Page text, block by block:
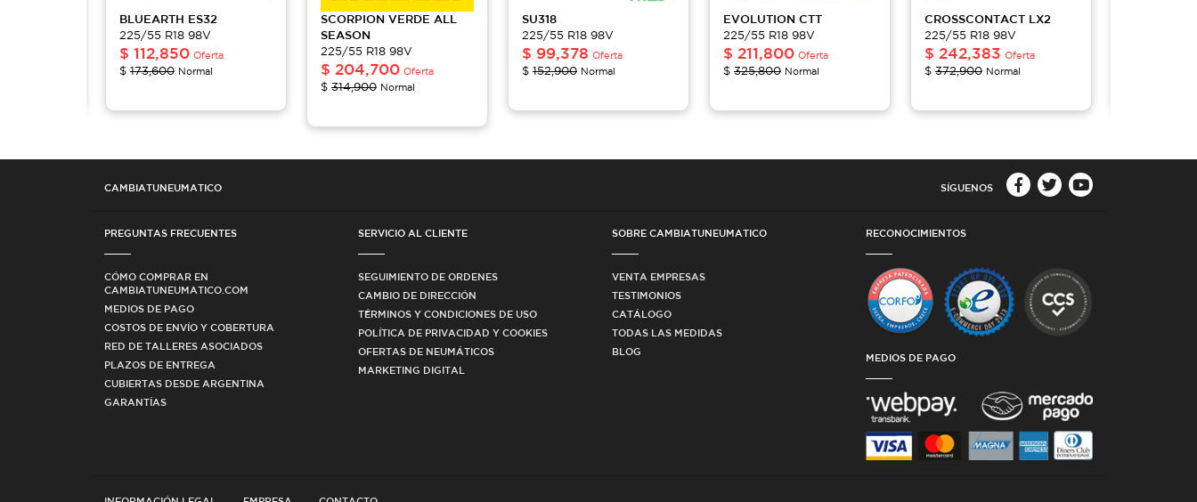
BLUEARTH ES32
225/55 R18 98V
$ 112,850 Oferta
$ 173,600 Normal
SCORPION VERDE ALL
SEASON
225/55 R18 98V
$ 204,700 Oferta
$ 314,900 Normal
SU318
225/55 R18 98V
$ 99,378 Oferta
$ 152,900 Normal
EVOLUTION CTT
225/55 R18 98V
$ 211,800 Oferta
$ 325,800 Normal
CROSSCONTACT LX2
225/55 R18 98V
$ 242,383 Oferta
$ 372,900 Normal
CAMBIATUNEUMATICO SÍGUENOS
PREGUNTAS FRECUENTES
CÓMO COMPRAR EN
CAMBIATUNEUMATICO.COM
MEDIOS DE PAGO
COSTOS DE ENVÍO Y COBERTURA
RED DE TALLERES ASOCIADOS
PLAZOS DE ENTREGA
CUBIERTAS DESDE ARGENTINA
GARANTÍAS
SERVICIO AL CLIENTE
SEGUIMIENTO DE ORDENES
CAMBIO DE DIRECCIÓN
TÉRMINOS Y CONDICIONES DE USO
POLÍTICA DE PRIVACIDAD Y COOKIES
OFERTAS DE NEUMÁTICOS
MARKETING DIGITAL
SOBRE CAMBIATUNEUMATICO
VENTA EMPRESAS
TESTIMONIOS
CATÁLOGO
TODAS LAS MEDIDAS
BLOG
RECONOCIMIENTOS
MEDIOS DE PAGO